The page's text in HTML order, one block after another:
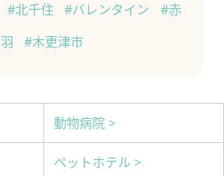
#北千住 #バレンタイン
#赤
羽
#木更津市
動物病院 >
ペットホテル >